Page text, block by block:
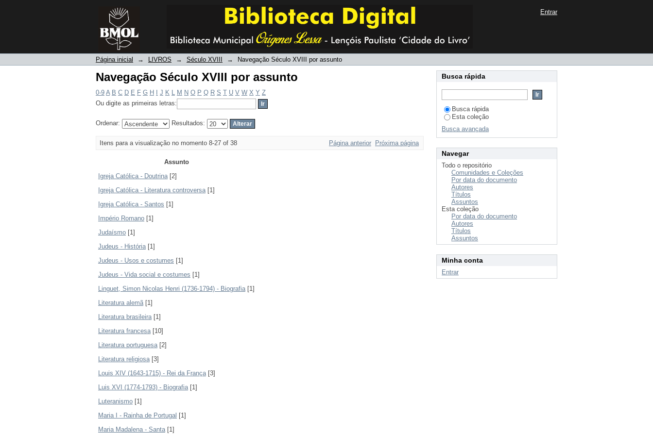
Navegação Século XVIII por assunto Entrar
Página inicial → LIVROS → Século XVIII → Navegação Século XVIII por assunto
Navegação Século XVIII por assunto
0-9 A B C D E F G H J K L M N O P Q R S T U V W X Y Z
Ou digite as primeiras letras:
Ordenar: Resultados:
Itens para a visualização no momento 8-27 of 38 Página anterior Próxima página
Assunto
Igreja Católica - Doutrina[2]
Igreja Católica - Literatura controversa[1]
Igreja Católica - Santos [1]
Império Romano [1]
Judaísmo [1]
Judeus - História[1]
Judeus - Usos e costumes [1]
Judeus - Vida social e costumes [1]
Linguet, Simon Nicolas Henri (1736-1794) - Biografia[1]
Literatura alemã[1]
Literatura brasileira[1]
Literatura francesa[10]
Literatura portuguesa[2]
Literatura religiosa[3]
Louis XIV (1643-1715) - Rei da França[3]
Luis XVI (1774-1793) - Biografia[1]
Luteranismo [1]
Maria I - Rainha de Portugal [1]
Maria Madalena - Santa[1]
Busca rápida
Busca rápida
Esta coleção
Busca avançada
Navegar
Todo o repositório
Comunidades e Coleções
Por data do documento
Autores
Títulos
Assuntos
Esta coleção
Por data do documento
Autores
Títulos
Assuntos
Minha conta
Entrar